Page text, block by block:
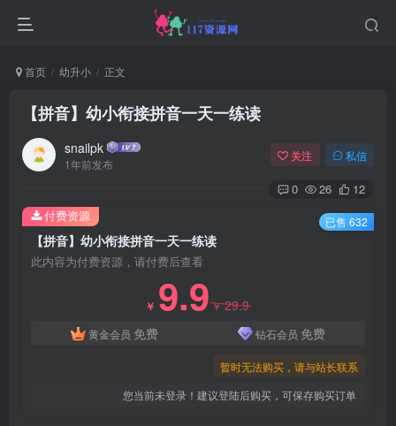
首页 幼升小 正文
【拼音】幼小衔接拼音一天一练读
snailpk
1年前发布
关注 私信
0 26 12
【拼音】幼小衔接拼音一天一练读
此内容为付费资源，请付费后查看
￥ 9.9￥29.9
黄金会员 免费 钻石会员 免费
暂时无法购买，请与站长联系
您当前未登录！建议登陆后购买，可保存购买订单
付费资源 已售 632